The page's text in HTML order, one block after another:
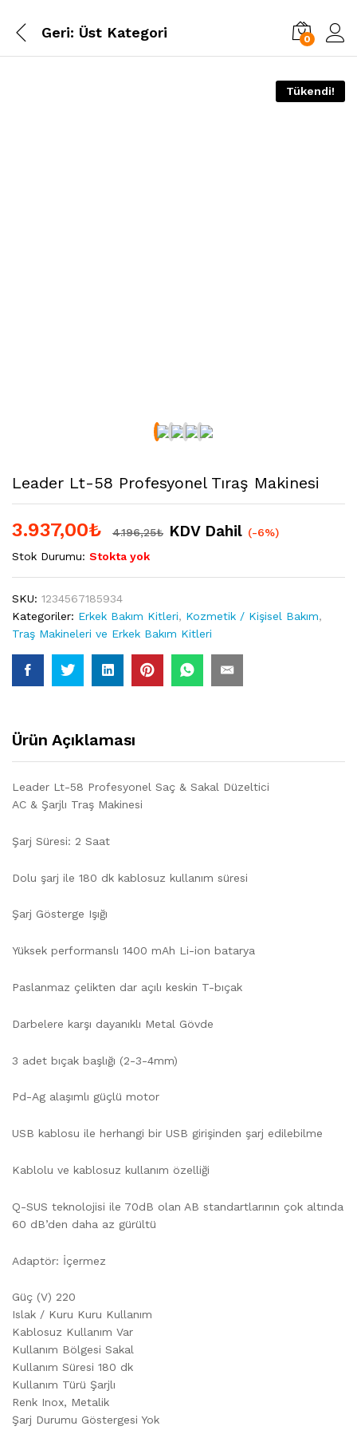
Geri: Üst Kategori 0
Tükendi!
Leader Lt-58 Profesyonel Tıraş Makinesi
3.937,00₺ 4.196,25₺ KDV Dahil (-6%)
Stok Durumu: Stokta yok
SKU: 1234567185934
Kategoriler: Erkek Bakım Kitleri, Kozmetik / Kişisel Bakım,
Traş Makineleri ve Erkek Bakım Kitleri
Ürün Açıklaması
Leader Lt-58 Profesyonel Saç & Sakal Düzeltici
AC & Şarjlı Traş Makinesi
Şarj Süresi: 2 Saat
Dolu şarj ile 180 dk kablosuz kullanım süresi
Şarj Gösterge Işığı
Yüksek performanslı 1400 mAh Li-ion batarya
Paslanmaz çelikten dar açılı keskin T-bıçak
Darbelere karşı dayanıklı Metal Gövde
3 adet bıçak başlığı (2-3-4mm)
Pd-Ag alaşımlı güçlü motor
USB kablosu ile herhangi bir USB girişinden şarj edilebilme
Kablolu ve kablosuz kullanım özelliği
Q-SUS teknolojisi ile 70dB olan AB standartlarının çok altında
60 dB’den daha az gürültü
Adaptör: İçermez
Güç (V) 220
Islak / Kuru Kuru Kullanım
Kablosuz Kullanım Var
Kullanım Bölgesi Sakal
Kullanım Süresi 180 dk
Kullanım Türü Şarjlı
Renk Inox, Metalik
Şarj Durumu Göstergesi Yok